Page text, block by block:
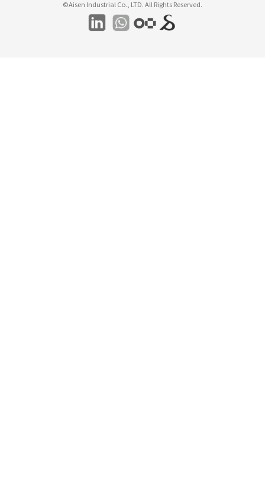
©Aisen Industrial Co., LTD. All Rights Reserved.